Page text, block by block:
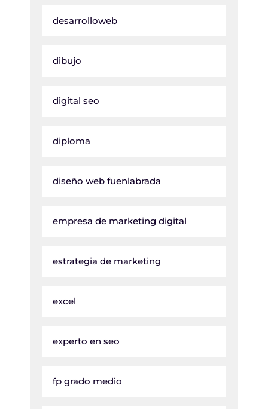
desarrolloweb
dibujo
digital seo
diploma
diseño web fuenlabrada
empresa de marketing digital
estrategia de marketing
excel
experto en seo
fp grado medio